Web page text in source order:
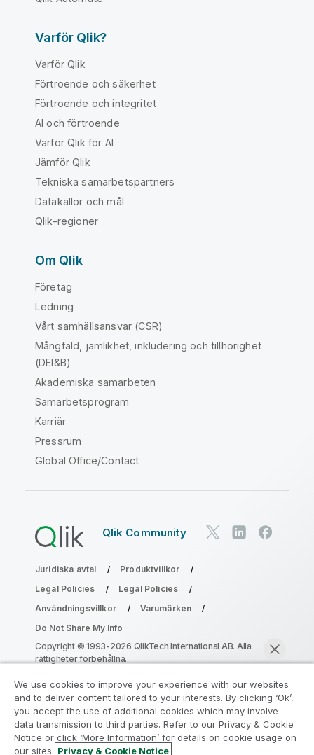
Varför Qlik?
Varför Qlik
Förtroende och säkerhet
Förtroende och integritet
AI och förtroende
Varför Qlik för AI
Jämför Qlik
Tekniska samarbetspartners
Datakällor och mål
Qlik-regioner
Om Qlik
Företag
Ledning
Vårt samhällsansvar (CSR)
Mångfald, jämlikhet, inkludering och tillhörighet
(DEI&B)
Akademiska samarbeten
Samarbetsprogram
Karriär
Pressrum
Global Office/Contact
Qlik Community
Juridiska avtal
Produktvillkor
Legal Policies
Legal Policies
Användningsvillkor
Varumärken
Do Not Share My Info
Copyright © 1993-2026 QlikTech International AB. Alla
rättigheter förbehållna.
Gå med i programmet Analytics
Modernization
We use cookies to improve your experience with our websites
and to deliver content tailored to your interests. By clicking ‘Ok’,
you accept the use of additional cookies which may involve
data transmission to third parties. Refer to our Privacy & Cookie
Notice or click ‘More Information’ for details on cookie usage on
our sites. Privacy & Cookie Notice